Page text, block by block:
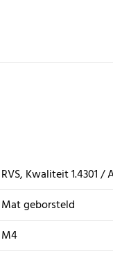
RVS, Kwaliteit 1.4301 /
Mat geborsteld
M4